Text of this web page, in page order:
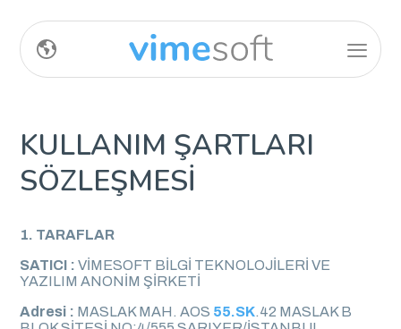
KULLANIM ŞARTLARI
SÖZLEŞMESİ
1. TARAFLAR
SATICI : VİMESOFT BİLGİ TEKNOLOJİLERİ VE
YAZILIM ANONİM ŞİRKETİ
Adresi : MASLAK MAH. AOS 55.SK.42 MASLAK B